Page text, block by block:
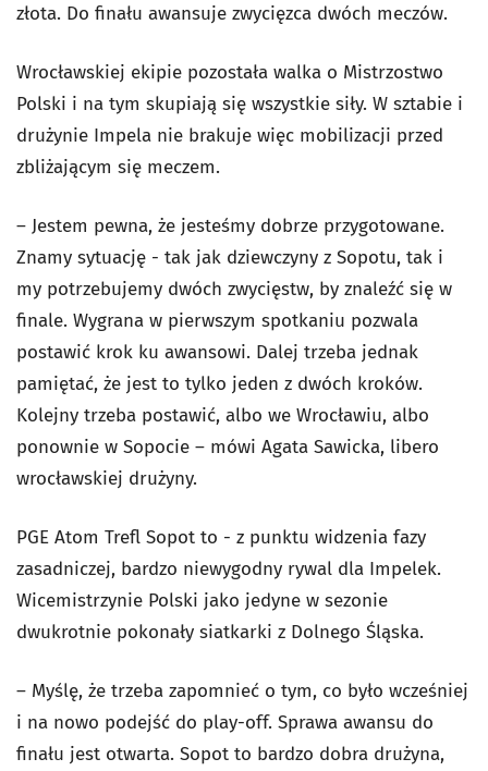
złota. Do finału awansuje zwycięzca dwóch meczów.
Wrocławskiej ekipie pozostała walka o Mistrzostwo
Polski i na tym skupiają się wszystkie siły. W sztabie i
drużynie Impela nie brakuje więc mobilizacji przed
zbliżającym się meczem.
– Jestem pewna, że jesteśmy dobrze przygotowane.
Znamy sytuację - tak jak dziewczyny z Sopotu, tak i
my potrzebujemy dwóch zwycięstw, by znaleźć się w
finale. Wygrana w pierwszym spotkaniu pozwala
postawić krok ku awansowi. Dalej trzeba jednak
pamiętać, że jest to tylko jeden z dwóch kroków.
Kolejny trzeba postawić, albo we Wrocławiu, albo
ponownie w Sopocie – mówi Agata Sawicka, libero
wrocławskiej drużyny.
PGE Atom Trefl Sopot to - z punktu widzenia fazy
zasadniczej, bardzo niewygodny rywal dla Impelek.
Wicemistrzynie Polski jako jedyne w sezonie
dwukrotnie pokonały siatkarki z Dolnego Śląska.
– Myślę, że trzeba zapomnieć o tym, co było wcześniej
i na nowo podejść do play-off. Sprawa awansu do
finału jest otwarta. Sopot to bardzo dobra drużyna,